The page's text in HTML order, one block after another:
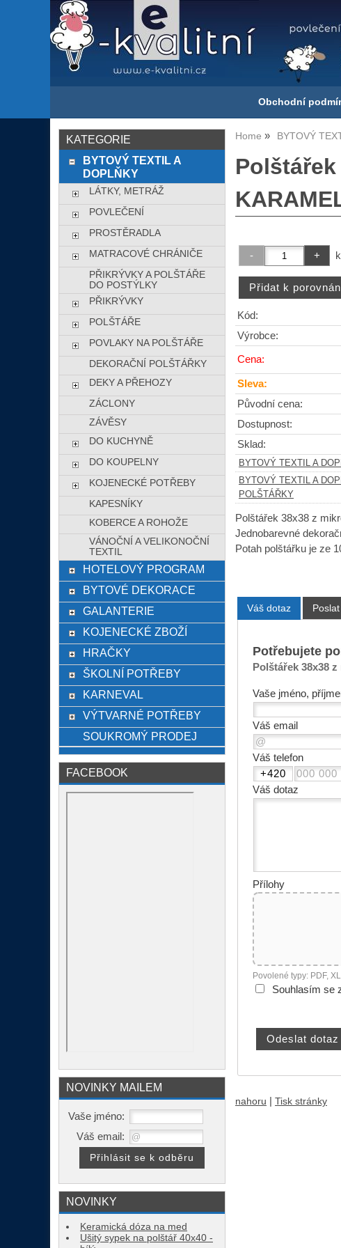
Obchodní
Home BYTOVÝ
Kód:
Výrobce:
Cena:
Sleva:
Původní cena:
Dostupnost:
Sklad:
BYTOVÝ TEXTIL A
BYTOVÝ TEXTIL A
POLŠTÁŘKY
Polštářek 38x38 z
Jednobarevné
Potah polštářku je ze
Váš dotaz
Potřebujete
Polštářek 38x38
Vaše jméno,
Váš email
Váš telefon
Váš dotaz
Přílohy
Povolené typy: PDF,
Souhlasím se
nahoru Tisk stránky
KATEGORIE
BYTOVÝ TEXTIL A
DOPLŇKY
LÁTKY, METRÁŽ
POVLEČENÍ
PROSTĚRADLA
MATRACOVÉ CHRÁNIČE
PŘIKRÝVKY A POLŠTÁŘE
DO POSTÝLKY
PŘIKRÝVKY
POLŠTÁŘE
POVLAKY NA POLŠTÁŘE
DEKORAČNÍ POLŠTÁŘKY
DEKY A PŘEHOZY
ZÁCLONY
ZÁVĚSY
DO KUCHYNĚ
DO KOUPELNY
KOJENECKÉ POTŘEBY
KAPESNÍKY
KOBERCE A ROHOŽE
VÁNOČNÍ A VELIKONOČNÍ
TEXTIL
HOTELOVÝ PROGRAM
BYTOVÉ DEKORACE
GALANTERIE
KOJENECKÉ ZBOŽÍ
HRAČKY
ŠKOLNÍ POTŘEBY
KARNEVAL
VÝTVARNÉ POTŘEBY
SOUKROMÝ PRODEJ
FACEBOOK
NOVINKY MAILEM
Vaše jméno:
Váš email:
NOVINKY
Keramická dóza na med
Ušitý sypek na polštář 40x40 -